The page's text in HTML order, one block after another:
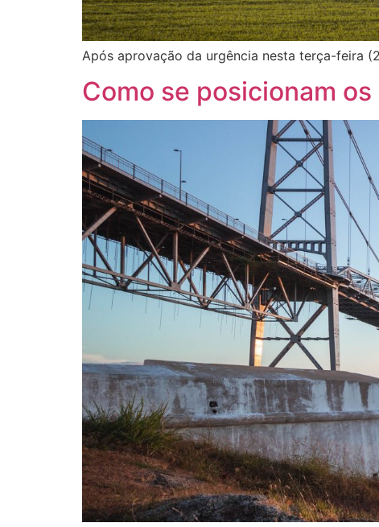
Após aprovação da urgência nesta terça-feira
Como se posicionam